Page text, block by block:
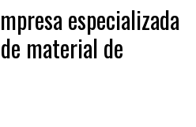
especializada
material de